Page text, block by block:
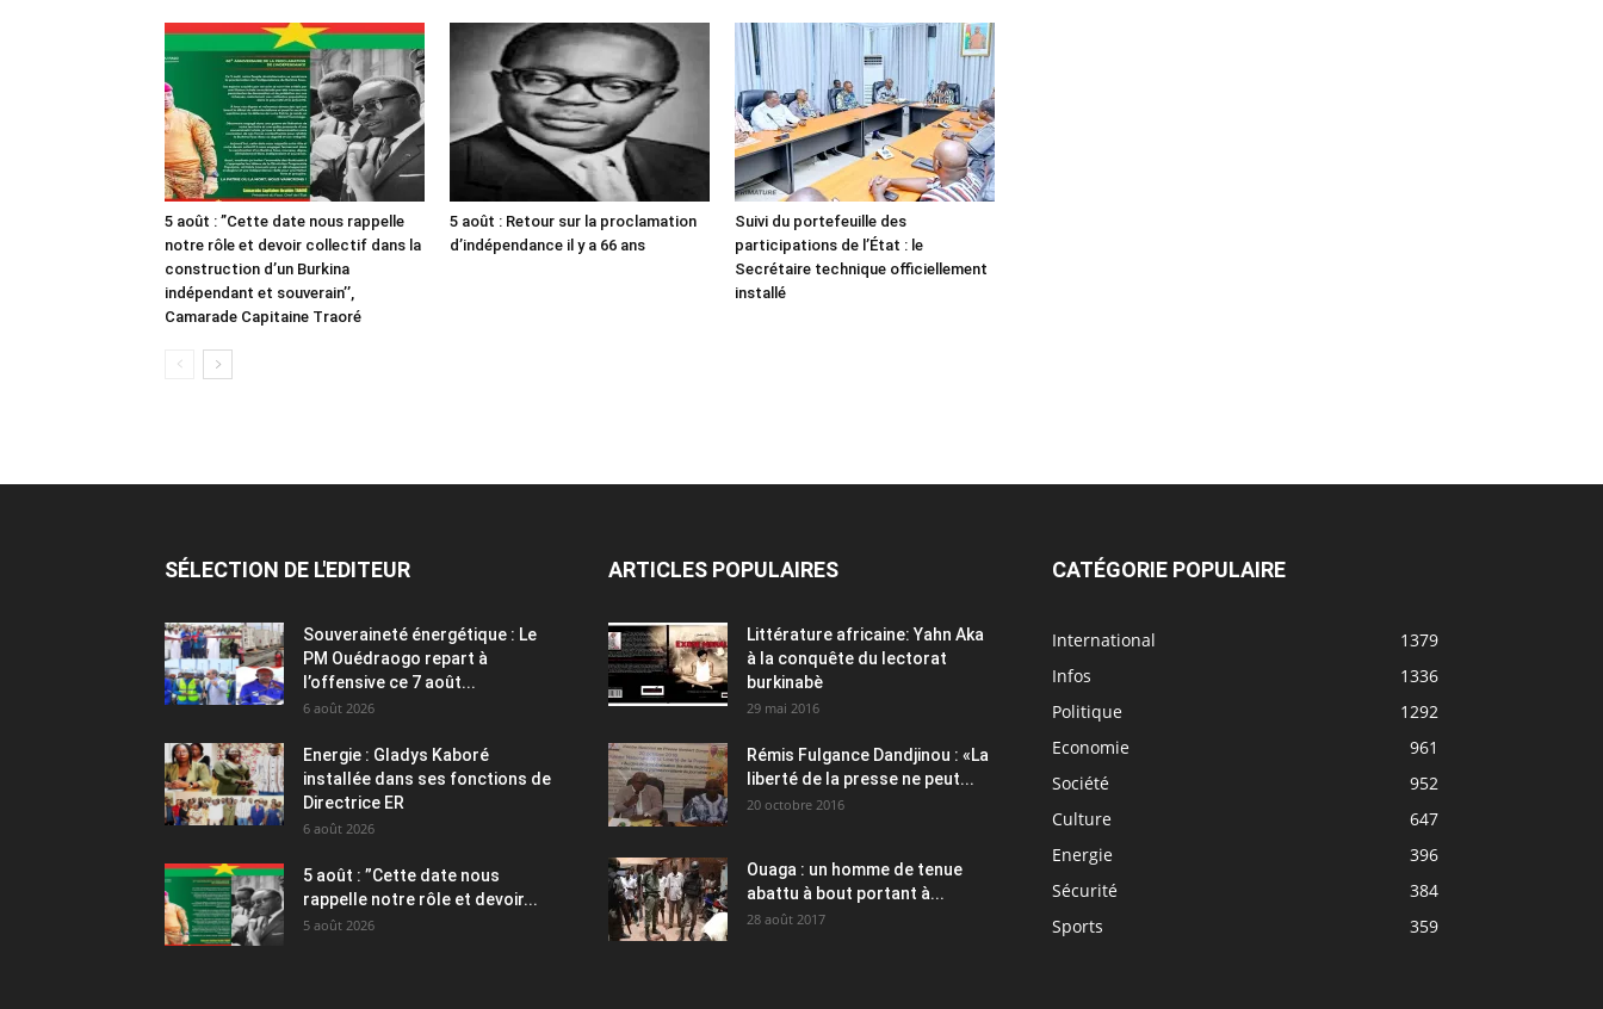
5 août : ”Cette date nous rappelle
notre rôle et devoir collectif dans la
construction d’un Burkina
indépendant et souverain’’,
Camarade Capitaine Traoré
5 août : Retour sur la proclamation
d’indépendance il y a 66 ans
Suivi du portefeuille des
participations de l’État : le
Secrétaire technique officiellement
installé
SÉLECTION DE L'EDITEUR
Souveraineté énergétique : Le
PM Ouédraogo repart à
l’offensive ce 7 août...
6 août 2026
Energie : Gladys Kaboré
installée dans ses fonctions de
Directrice ER
6 août 2026
5 août : ”Cette date nous
rappelle notre rôle et devoir...
5 août 2026
ARTICLES POPULAIRES
Littérature africaine: Yahn Aka
à la conquête du lectorat
burkinabè
29 mai 2016
Rémis Fulgance Dandjinou : «La
liberté de la presse ne peut...
20 octobre 2016
Ouaga : un homme de tenue
abattu à bout portant à...
28 août 2017
CATÉGORIE POPULAIRE
International
1379
Infos
1336
Politique
1292
Economie
961
Société
952
Culture
647
Energie
396
Sécurité
384
Sports
359